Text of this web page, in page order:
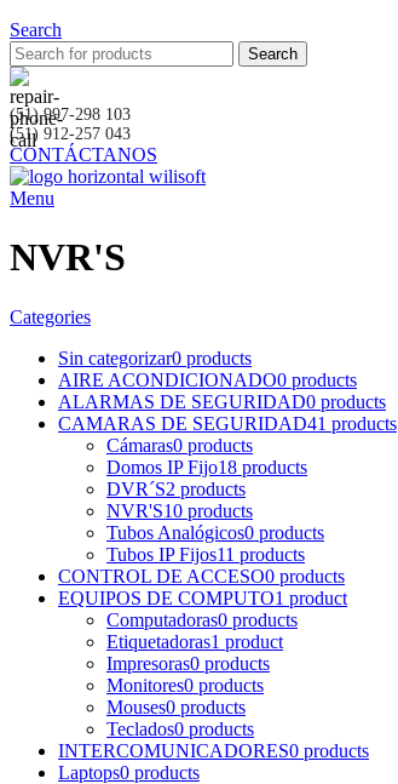
Search
Search
(51) 997-298 103
(51) 912-257 043
CONTÁCTANOS
Menu
NVR'S
Categories
Sin categorizar0 products
AIRE ACONDICIONADO0 products
ALARMAS DE SEGURIDAD0 products
CAMARAS DE SEGURIDAD41 products
Cámaras0 products
Domos IP Fijo18 products
DVR´S2 products
NVR'S10 products
Tubos Analógicos0 products
Tubos IP Fijos11 products
CONTROL DE ACCESO0 products
EQUIPOS DE COMPUTO1 product
Computadoras0 products
Etiquetadoras1 product
Impresoras0 products
Monitores0 products
Mouses0 products
Teclados0 products
INTERCOMUNICADORES0 products
Laptops0 products